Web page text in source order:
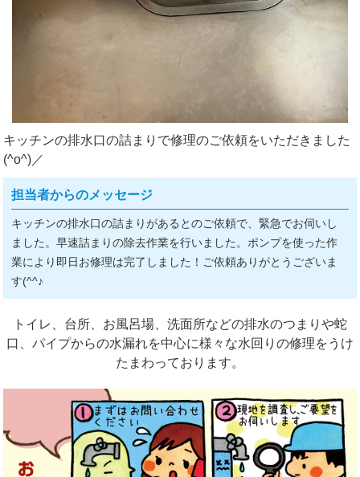
キッチンの排水口の詰まりで修理のご依頼をいただきました
(^o^)／
担当者からのメッセージ
キッチンの排水口の詰まりがあるとのご依頼で、緊急でお伺いし
ました。早速詰まりの除去作業を行いました。ポンプを使った作
業により即日お修理は完了しました！ご依頼ありがとうございま
す(^^♪
トイレ、台所、お風呂場、洗面所などの排水のつまりや蛇
口、パイプからの水漏れを中心に様々な水回りの修理をうけ
たまわっております。